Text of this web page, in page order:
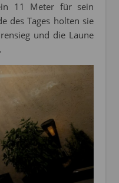
11 Meter für sein
des Tages holten sie
und die Laune